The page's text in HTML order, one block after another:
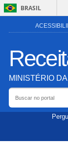
BRASIL
MINISTÉRIO
Buscar no portal